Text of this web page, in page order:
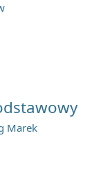
Marek